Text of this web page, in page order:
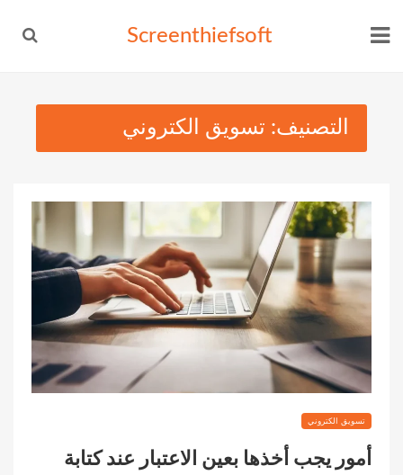
Screenthiefsoft
التصنيف: تسويق الكتروني
تسويق الكتروني
أمور يجب أخذها بعين الاعتبار عند كتابة